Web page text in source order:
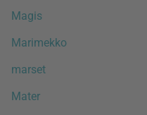
Magis
Marimekko
marset
Mater